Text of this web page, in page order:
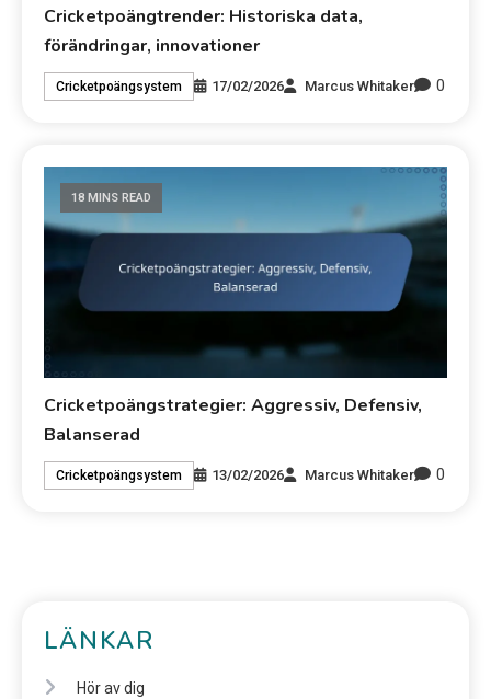
Cricketpoängtrender: Historiska data,
förändringar, innovationer
Cricketpoängsystem 17/02/2026 Marcus Whitaker 0
18 MINS READ
Cricketpoängstrategier: Aggressiv, Defensiv,
Balanserad
Cricketpoängsystem 13/02/2026 Marcus Whitaker 0
LÄNKAR
Hör av dig